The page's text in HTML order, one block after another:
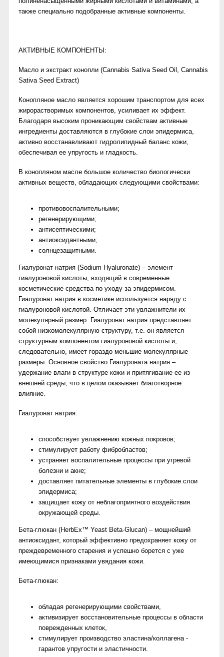
также специально подобранные активные компоненты.
АКТИВНЫЕ КОМПОНЕНТЫ:
Масло и экстракт конопли (Cannabis Sativa Seed Oil, Cannabis
Sativa Seed Extract)
Конопляное масло является хорошим транспортом для всех
жирорастворимых компонентов, усиливает их эффект.
Благодаря высоким проникающим свойствам активные
ингредиенты доставляются в глубокие слои эпидермиса,
активно восстанавливают гидролипидный баланс кожи,
обеспечивая ее упругость и гладкость.
В конопляном масле большое количество биологически
активных веществ, обладающих следующими свойствами:
противовоспалительными;
регенерирующими;
антисептическими;
антиоксидантными;
солнцезащитными.
Гиалуронат натрия (Sodium Hyaluronate) – элемент
гиалуроновой кислоты, входящий в современные
косметические средства по уходу за эпидермисом.
Гиалуронат натрия в косметике используется наряду с
гиалуроновой кислотой. Отличает эти увлажнители их
молекулярный размер. Гиалуронат натрия представляет
собой низкомолекулярную структуру, т.е. он является
структурным компонентом гиалуроновой кислоты и,
следовательно, имеет гораздо меньшие молекулярные
размеры. Основное свойство Гиалуроната натрия –
удержание влаги в структуре кожи и притягивание ее из
внешней среды, что в целом оказывает благотворное
влияние.
Гиалуронат натрия:
способствует увлажнению кожных покровов;
стимулирует работу фибробластов;
устраняет воспалительные процессы при угревой
болезни и акне;
доставляет питательные элементы в глубокие слои
эпидермиса;
защищает кожу от неблагоприятного воздействия
окружающей среды.
Бета-глюкан (HerbEx™ Yeast Beta-Glucan) – мощнейший
антиоксидант, который эффективно предохраняет кожу от
преждевременного старения и успешно борется с уже
имеющимися признаками увядания кожи.
Бета-глюкан:
обладая регенерирующими свойствами,
активизирует восстановительные процессы в области
поврежденных клеток,
стимулирует производство эластина/коллагена -
гарантов упругости и эластичности.